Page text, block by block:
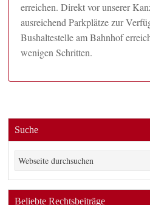
erreichen. Direkt vor unserer
ausreichend Parkplätze zur
Bushaltestelle am Bahnhof
wenigen Schritten.
Suche
Beliebte Rechtsbeiträge